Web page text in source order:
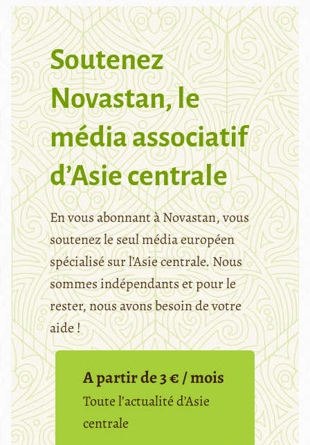
Soutenez
Novastan, le
média associatif
d’Asie centrale
En vous abonnant à Novastan, vous
soutenez le seul média européen
spécialisé sur l’Asie centrale. Nous
sommes indépendants et pour le
rester, nous avons besoin de votre
aide !
A partir de 3 € / mois
Toute l’actualité d’Asie
centrale